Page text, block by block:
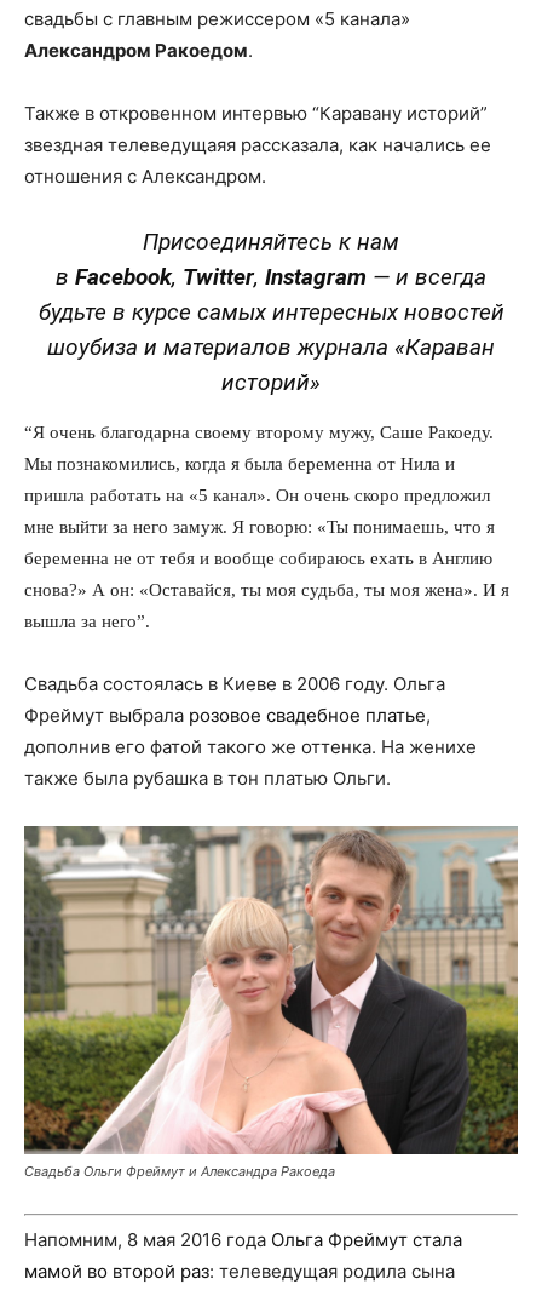
свадьбы с главным режиссером «5 канала»
Александром Ракоедом.
Также в откровенном интервью “Каравану историй”
звездная телеведущаяя рассказала, как начались ее
отношения с Александром.
Присоединяйтесь к нам
в Facebook, Twitter, Instagram — и всегда
будьте в курсе самых интересных новостей
шоубиза и материалов журнала «Караван
историй»
“Я очень благодарна своему второму мужу, Саше Ракоеду.
Мы познакомились, когда я была беременна от Нила и
пришла работать на «5 канал». Он очень скоро предложил
мне выйти за него замуж. Я говорю: «Ты понимаешь, что я
беременна не от тебя и вообще собираюсь ехать в Англию
снова?» А он: «Оставайся, ты моя судьба, ты моя жена». И я
вышла за него”.
Свадьба состоялась в Киеве в 2006 году. Ольга
Фреймут выбрала розовое свадебное платье,
дополнив его фатой такого же оттенка. На женихе
также была рубашка в тон платью Ольги.
Свадьба Ольги Фреймут и Александра Ракоеда
Напомним, 8 мая 2016 года Ольга Фреймут стала
мамой во второй раз: телеведущая родила сына